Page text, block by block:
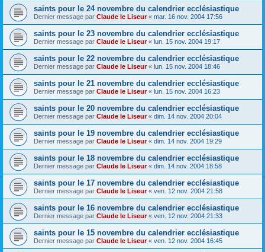
saints pour le 24 novembre du calendrier ecclésiastique
Dernier message par Claude le Liseur« mar. 16 nov. 2004 17:56
saints pour le 23 novembre du calendrier ecclésiastique
Dernier message par Claude le Liseur« lun. 15 nov. 2004 19:17
saints pour le 22 novembre du calendrier ecclésiastique
Dernier message par Claude le Liseur« lun. 15 nov. 2004 18:46
saints pour le 21 novembre du calendrier ecclésiastique
Dernier message par Claude le Liseur« lun. 15 nov. 2004 16:23
saints pour le 20 novembre du calendrier ecclésiastique
Dernier message par Claude le Liseur« dim. 14 nov. 2004 20:04
saints pour le 19 novembre du calendrier ecclésiastique
Dernier message par Claude le Liseur« dim. 14 nov. 2004 19:29
saints pour le 18 novembre du calendrier ecclésiastique
Dernier message par Claude le Liseur« dim. 14 nov. 2004 18:58
saints pour le 17 novembre du calendrier ecclésiastique
Dernier message par Claude le Liseur« ven. 12 nov. 2004 21:58
saints pour le 16 novembre du calendrier ecclésiastique
Dernier message par Claude le Liseur« ven. 12 nov. 2004 21:33
saints pour le 15 novembre du calendrier ecclésiastique
Dernier message par Claude le Liseur« ven. 12 nov. 2004 16:45